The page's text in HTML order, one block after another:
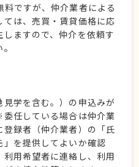
ですが、仲介業者による
は、売買・賃貸価格に応
ますので、仲介を依頼す
学を含む。）の申込みが
任している場合は仲介業
録者（仲介業者）の「氏
を提供してよいか確認
用希望者に連絡し、利用